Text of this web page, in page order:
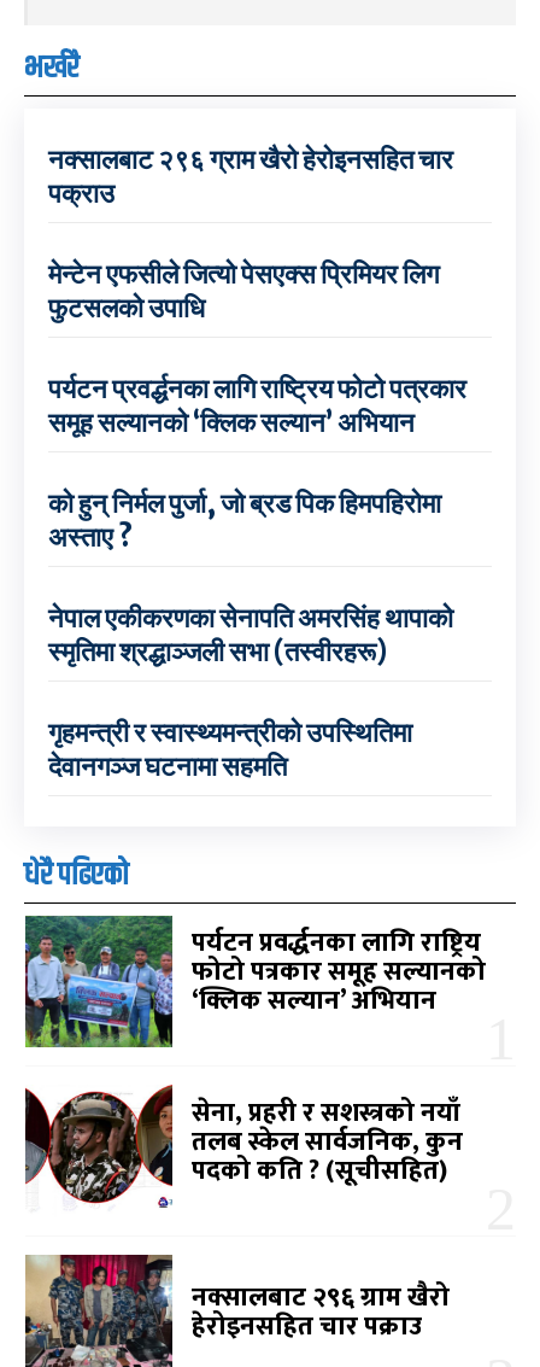
भर्खरै
नक्सालबाट २९६ ग्राम खैरो हेरोइनसहित चार
पक्राउ
मेन्टेन एफसीले जित्यो पेसएक्स प्रिमियर लिग
फुटसलको उपाधि
पर्यटन प्रवर्द्धनका लागि राष्ट्रिय फोटो पत्रकार
समूह सल्यानको ‘क्लिक सल्यान’ अभियान
को हुन् निर्मल पुर्जा, जो ब्रड पिक हिमपहिरोमा
अस्ताए ?
नेपाल एकीकरणका सेनापति अमरसिंह थापाको
स्मृतिमा श्रद्धाञ्जली सभा (तस्वीरहरू)
गृहमन्त्री र स्वास्थ्यमन्त्रीको उपस्थितिमा
देवानगञ्ज घटनामा सहमति
धेरै पढिएको
पर्यटन प्रवर्द्धनका लागि राष्ट्रिय
फोटो पत्रकार समूह सल्यानको
‘क्लिक सल्यान’ अभियान
सेना, प्रहरी र सशस्त्रको नयाँ
तलब स्केल सार्वजनिक, कुन
पदको कति ? (सूचीसहित)
नक्सालबाट २९६ ग्राम खैरो
हेरोइनसहित चार पक्राउ